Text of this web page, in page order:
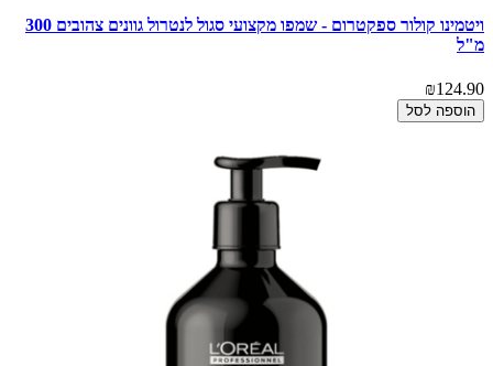
ויטמינו קולור ספקטרום - שמפו מקצועי סגול לנטרול גוונים צהובים 300
מ"ל
₪124.90
הוספה לסל